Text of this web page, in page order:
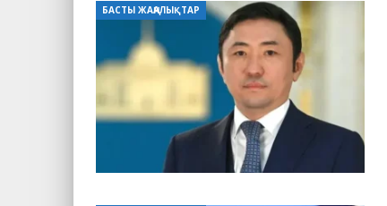
БАСТЫ ЖАҢАЛЫҚТАР